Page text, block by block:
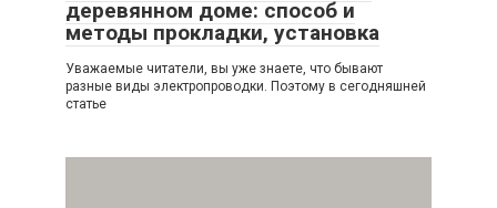
деревянном доме: способ и
методы прокладки, установка
Уважаемые читатели, вы уже знаете, что бывают
разные виды электропроводки. Поэтому в сегодняшней
статье